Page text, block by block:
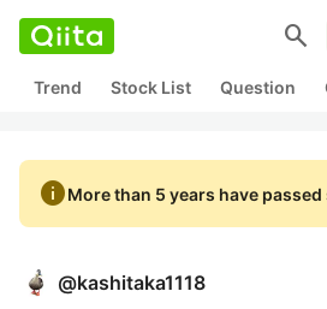
search
Trend Stock List Question
infoMore than 5 years have
@kashitaka1118